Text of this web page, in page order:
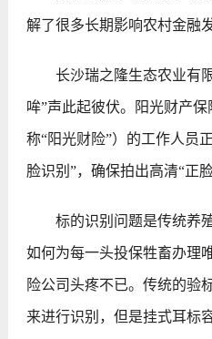
解了很多长期影响农村金融
长沙瑞之隆生态农业有限
哞”声此起彼伏。阳光财产
称“阳光财险”）的工作人员
脸识别”，确保拍出高清“正脸
标的识别问题是传统养殖
如何为每一头投保牲畜办理
险公司头疼不已。传统的验
来进行识别，但是挂式耳标